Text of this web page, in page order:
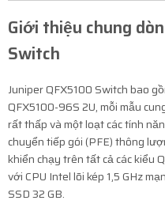
Giới thiệu chung
Switch
Juniper QFX5100 Switchbao
QFX5100-96S 2U, mỗi mẫu
rất thấp và một loạt các tính
chuyển tiếp gói (PFE) thông
khiển chạy trên tất cả các kiểu
với CPU Intel lõi kép 1,5 GHz
SSD 32 GB.